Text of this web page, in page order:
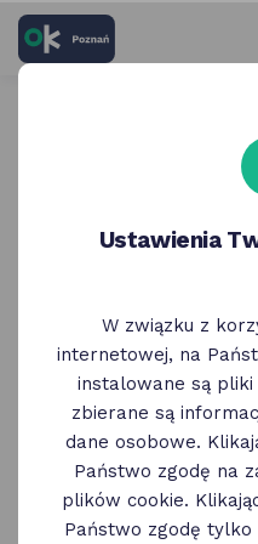
skróty
głównych
Status
Przedłuż go i
27 Lipca
31 maja upłynął
podatnika w
które nie
utracić dostęp do
do niższych opłat
Ustawienia
W związku z
internetowej, na
instalowane są pliki
zbierane są
dane osobowe.
Państwo zgodę na
plików cookie.
Państwo zgodę